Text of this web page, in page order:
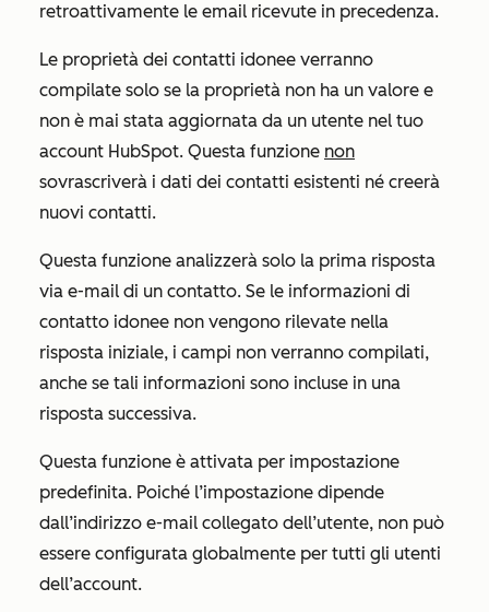
retroattivamente le email ricevute in precedenza.
Le proprietà dei contatti idonee verranno
compilate solo se la proprietà non ha un valore e
non è mai stata aggiornata da un utente nel tuo
account HubSpot. Questa funzione non
sovrascriverà i dati dei contatti esistenti né creerà
nuovi contatti.
Questa funzione analizzerà solo la prima risposta
via e-mail di un contatto. Se le informazioni di
contatto idonee non vengono rilevate nella
risposta iniziale, i campi non verranno compilati,
anche se tali informazioni sono incluse in una
risposta successiva.
Questa funzione è attivata per impostazione
predefinita. Poiché l’impostazione dipende
dall’indirizzo e-mail collegato dell’utente, non può
essere configurata globalmente per tutti gli utenti
dell’account.